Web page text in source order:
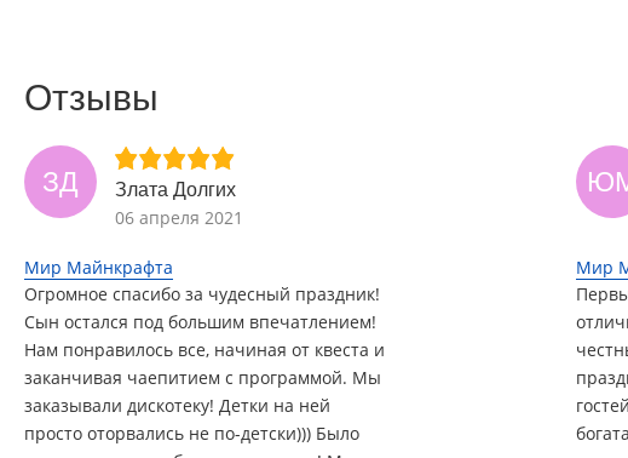
Отзывы
ЗД Злата Долгих
06 апреля 2021
Мир Майнкрафта
Огромное спасибо за чудесный праздник!
Сын остался под большим впечатлением!
Нам понравилось все, начиная от квеста и
заканчивая чаепитием с программой. Мы
заказывали дискотеку! Детки на ней
просто оторвались не по-детски))) Было
Мир